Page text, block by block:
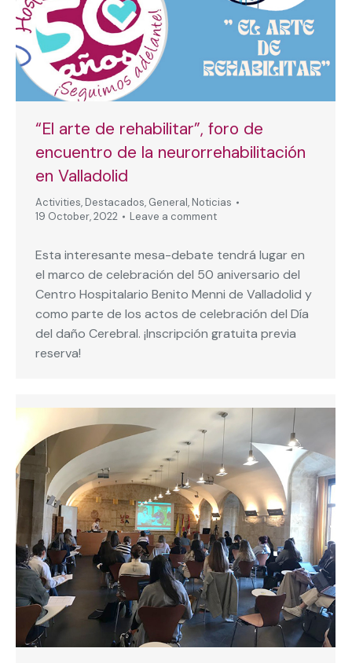
“El arte de rehabilitar”, foro de
encuentro de la neurorrehabilitación
en Valladolid
Activities, Destacados, General, Noticias
19 October, 2022
Leave a comment
Esta interesante mesa-debate tendrá lugar en
el marco de celebración del 50 aniversario del
Centro Hospitalario Benito Menni de Valladolid y
como parte de los actos de celebración del Día
del daño Cerebral. ¡Inscripción gratuita previa
reserva!